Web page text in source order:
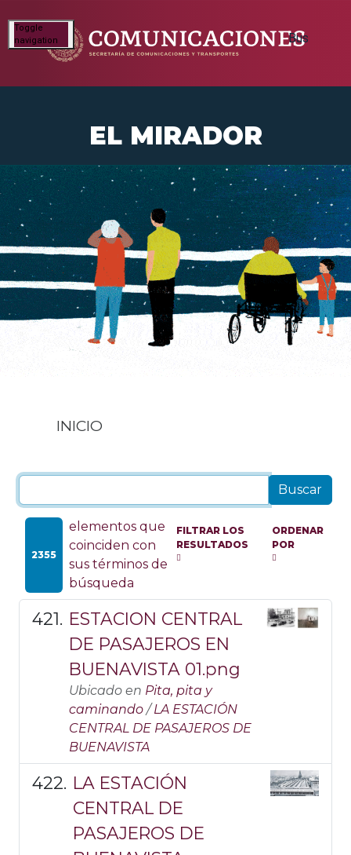
Toggle
navigation
EL MIRADOR
INICIO
2355
elementos que
coinciden con
sus términos de
búsqueda
FILTRAR LOS
RESULTADOS
ORDENAR
POR
ESTACION CENTRAL
DE PASAJEROS EN
BUENAVISTA 01.png
Ubicado en Pita, pita y
caminando /LA ESTACIÓN
CENTRAL DE PASAJEROS DE
BUENAVISTA
LA ESTACIÓN
CENTRAL DE
PASAJEROS DE